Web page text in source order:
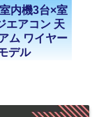
内機3台×室
エアコン 天
ム ワイヤー
デル